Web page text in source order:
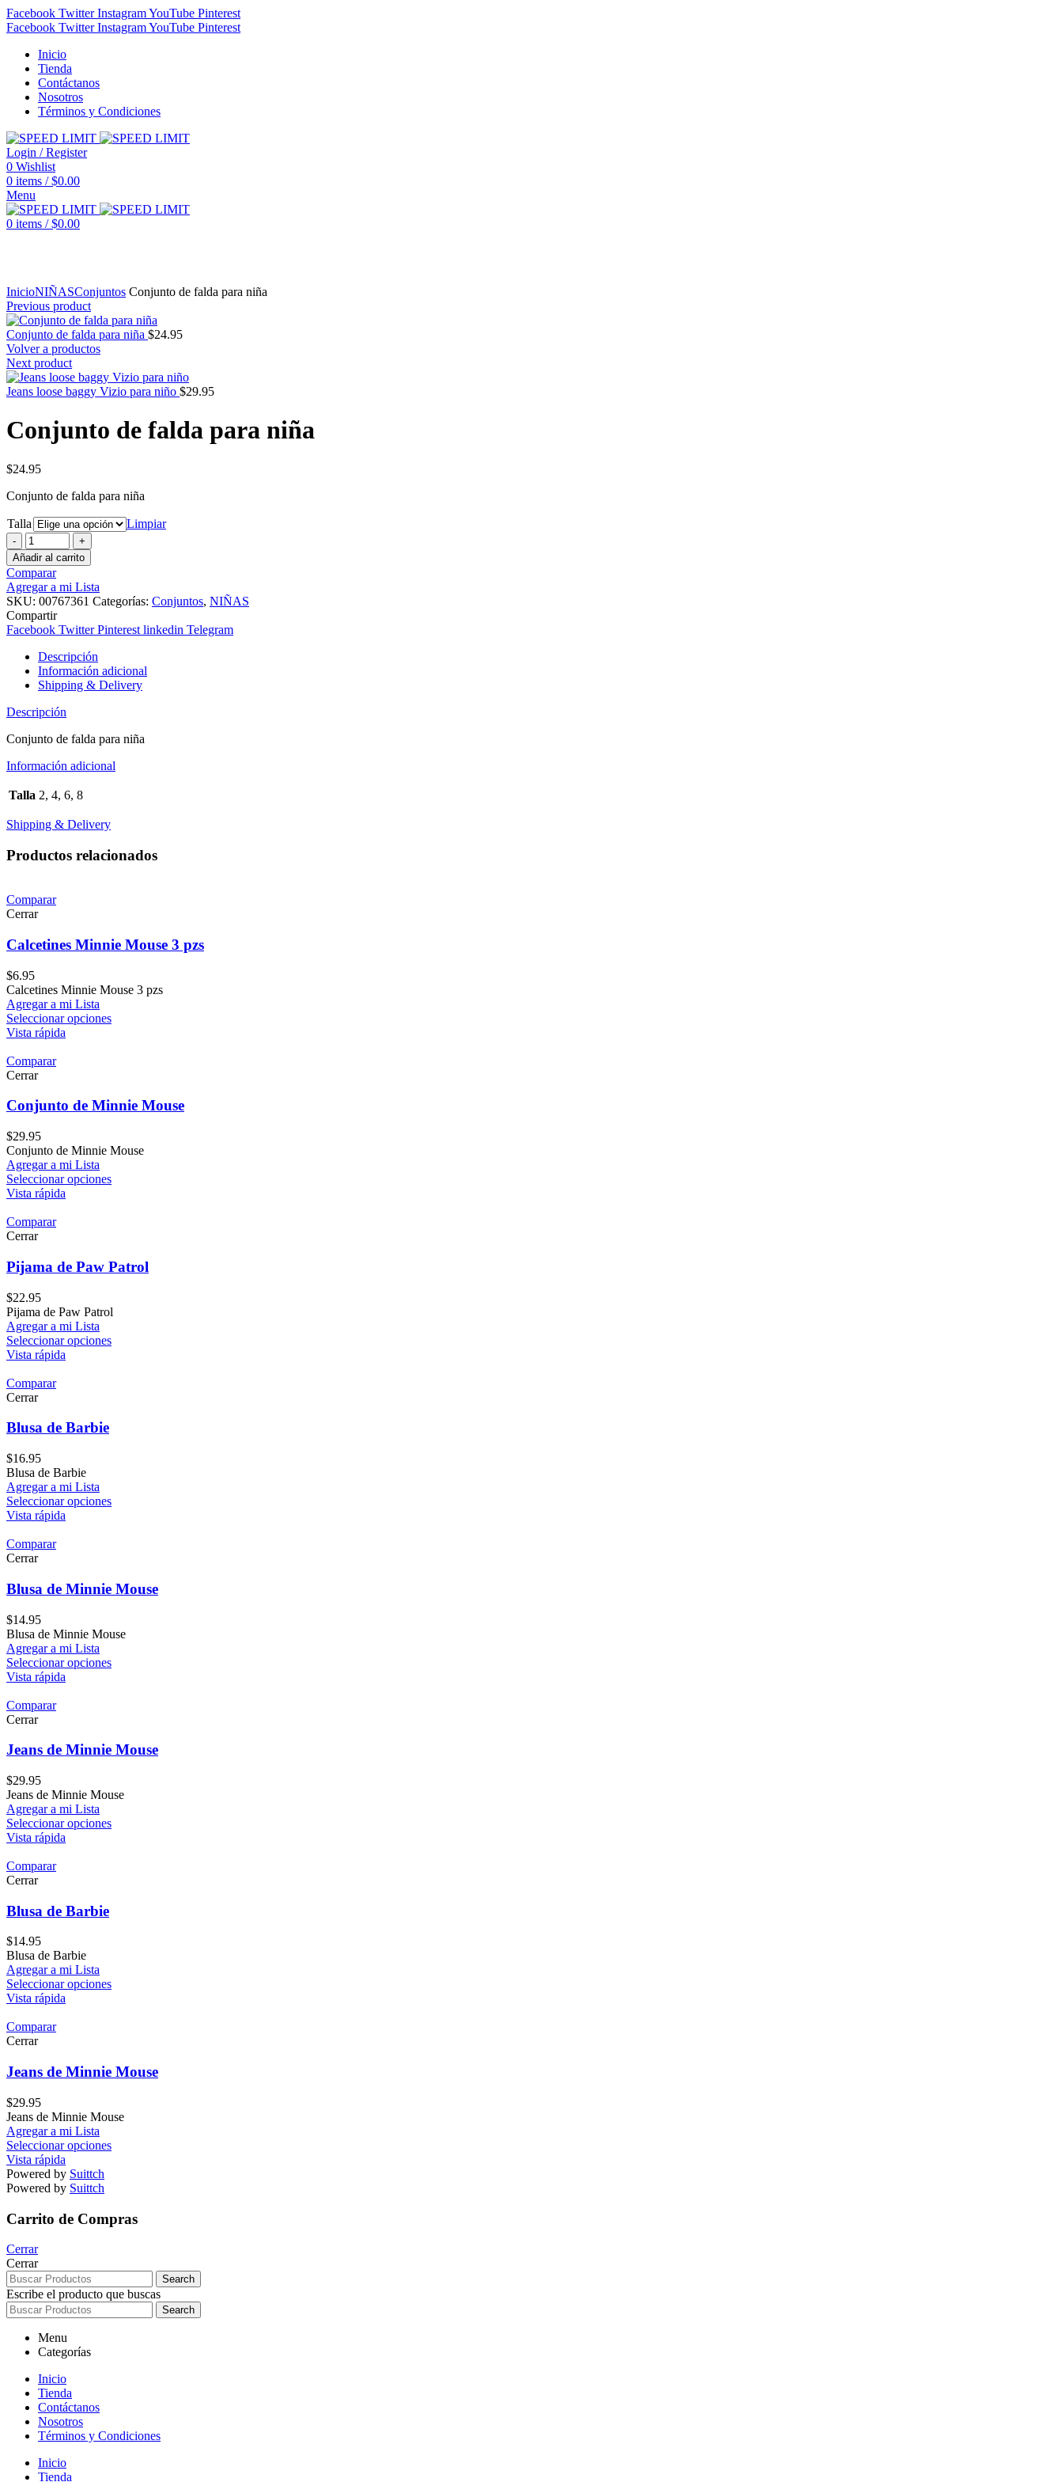
Facebook Twitter InstagramYouTube Pinterest
Facebook Twitter InstagramYouTube Pinterest
Inicio
Tienda
Contáctanos
Nosotros
Términos y Condiciones
Login / Register
0 Wishlist
0 items / $0.00
Menu
0 items / $0.00
InicioNIÑASConjuntos Conjunto de falda para niña
Previous product
Conjunto de falda para niña $24.95
Volver a productos
Next product
Jeans loose baggy Vizio para niño $29.95
Conjunto de falda para niña
$24.95
Conjunto de falda para niña
Talla
Limpiar
Conjunto
de
falda
para
niña
cantidad
Añadir al carrito
Comparar
Agregar a mi Lista
SKU: 00767361 Categorías: Conjuntos, NIÑAS
Compartir
Facebook Twitter Pinterest linkedin Telegram
Descripción
Información adicional
Shipping & Delivery
Descripción
Conjunto de falda para niña
Información adicional
Talla 2, 4, 6, 8
Shipping & Delivery
Productos relacionados
Comparar
Cerrar
Calcetines Minnie Mouse 3 pzs
$6.95
Calcetines Minnie Mouse 3 pzs
Agregar a mi Lista
Seleccionar opciones
Vista rápida
Comparar
Cerrar
Conjunto de Minnie Mouse
$29.95
Conjunto de Minnie Mouse
Agregar a mi Lista
Seleccionar opciones
Vista rápida
Comparar
Cerrar
Pijama de Paw Patrol
$22.95
Pijama de Paw Patrol
Agregar a mi Lista
Seleccionar opciones
Vista rápida
Comparar
Cerrar
Blusa de Barbie
$16.95
Blusa de Barbie
Agregar a mi Lista
Seleccionar opciones
Vista rápida
Comparar
Cerrar
Blusa de Minnie Mouse
$14.95
Blusa de Minnie Mouse
Agregar a mi Lista
Seleccionar opciones
Vista rápida
Comparar
Cerrar
Jeans de Minnie Mouse
$29.95
Jeans de Minnie Mouse
Agregar a mi Lista
Seleccionar opciones
Vista rápida
Comparar
Cerrar
Blusa de Barbie
$14.95
Blusa de Barbie
Agregar a mi Lista
Seleccionar opciones
Vista rápida
Comparar
Cerrar
Jeans de Minnie Mouse
$29.95
Jeans de Minnie Mouse
Agregar a mi Lista
Seleccionar opciones
Vista rápida
Powered by Suittch
Powered by Suittch
Carrito de Compras
Cerrar
Cerrar
Search
Escribe el producto que buscas
Search
Menu
Categorías
Inicio
Tienda
Contáctanos
Nosotros
Términos y Condiciones
Inicio
Tienda